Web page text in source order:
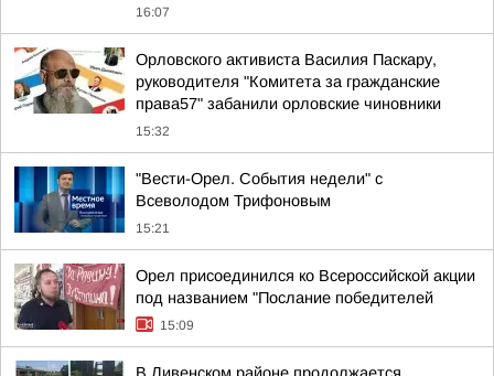
16:07
Орловского активиста Василия Паскару,
руководителя "Комитета за гражданские
права57" забанили орловские чиновники
15:32
"Вести-Орел. События недели" с
Всеволодом Трифоновым
15:21
Орел присоединился ко Всероссийской акции
под названием "Послание победителей
15:09